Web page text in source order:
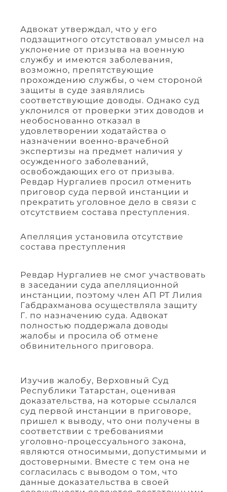
Адвокат утверждал, что у его
подзащитного отсутствовал умысел на
уклонение от призыва на военную
службу и имеются заболевания,
возможно, препятствующие
прохождению службы, о чем стороной
защиты в суде заявлялись
соответствующие доводы. Однако суд
уклонился от проверки этих доводов и
необоснованно отказал в
удовлетворении ходатайства о
назначении военно-врачебной
экспертизы на предмет наличия у
осужденного заболеваний,
освобождающих его от призыва.
Ревдар Нургалиев просил отменить
приговор суда первой инстанции и
прекратить уголовное дело в связи с
отсутствием состава преступления.
Апелляция установила отсутствие
состава преступления
Ревдар Нургалиев не смог участвовать
в заседании суда апелляционной
инстанции, поэтому член АП РТ Лилия
Габдрахманова осуществляла защиту
Г. по назначению суда. Адвокат
полностью поддержала доводы
жалобы и просила об отмене
обвинительного приговора.
Изучив жалобу, Верховный Суд
Республики Татарстан, оценивая
доказательства, на которые ссылался
суд первой инстанции в приговоре,
пришел к выводу, что они получены в
соответствии с требованиями
уголовно-процессуального закона,
являются относимыми, допустимыми и
достоверными. Вместе с тем она не
согласилась с выводом о том, что
данные доказательства в своей